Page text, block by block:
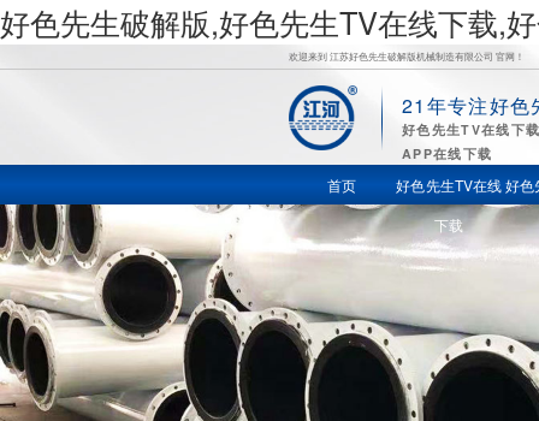
好色先生破解版,好色先生TV在线下载,
欢迎来到 江苏好色先生破解版机械制造有限公司 官网！
色先生TV
在线下载,
好色先生
苹果下载,
21年专注好色
好色先生TV在线下
APP在线下载
首页
好色先生TV在线
下载
好色